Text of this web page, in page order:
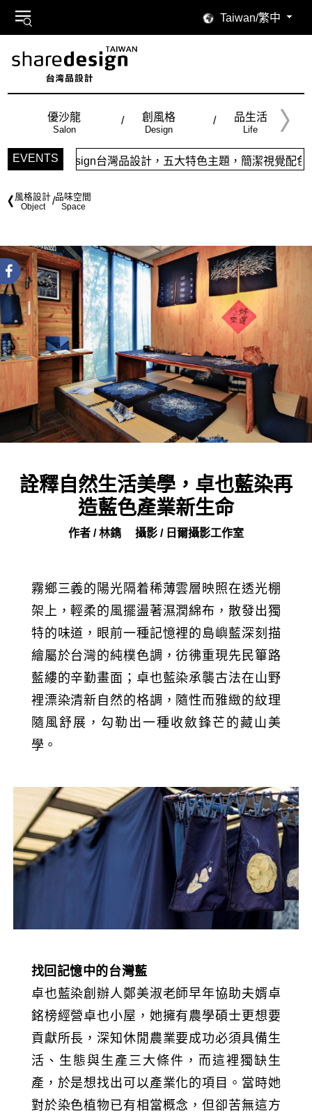
Taiwan/繁中
優沙龍
Salon
創風格
Design
品生活
Life
EVENTS
設計，五大特色主題，簡潔視覺配色，帶給你最舒適的閱讀
風格設計
Object
品味空間
Space
詮釋自然生活美學，卓也藍染再
造藍色產業新生命
作者 / 林鐫 攝影 / 日爾攝影工作室
霧鄉三義的陽光隔着稀薄雲層映照在透光棚
架上，輕柔的風擺盪著濕潤綿布，散發出獨
特的味道，眼前一種記憶裡的島嶼藍深刻描
繪屬於台灣的純樸色調，彷彿重現先民篳路
藍縷的辛勤畫面；卓也藍染承襲古法在山野
裡漂染清新自然的格調，隨性而雅緻的紋理
隨風舒展，勾勒出一種收斂鋒芒的藏山美
學。
找回記憶中的台灣藍
卓也藍染創辦人鄭美淑老師早年協助夫婿卓
銘榜經營卓也小屋，她擁有農學碩士更想要
貢獻所長，深知休閒農業要成功必須具備生
活、生態與生產三大條件，而這裡獨缺生
產，於是想找出可以產業化的項目。當時她
對於染色植物已有相當概念，但卻苦無這方